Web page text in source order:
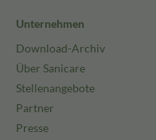
Unternehmen
Download-Archiv
Über Sanicare
Stellenangebote
Partner
Presse